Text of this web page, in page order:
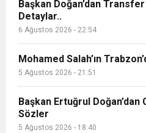
Tamamladı
18:59
22:58 Trabzonspor, Salah
KAP’a Bildirdi
Başkan Doğan’dan
Detaylar..
6 Ağustos 2026 - 22:54
Mohamed Salah’ın
5 Ağustos 2026 - 21:51
Başkan Ertuğrul Doğan’dan
Sözler
5 Ağustos 2026 - 18:40